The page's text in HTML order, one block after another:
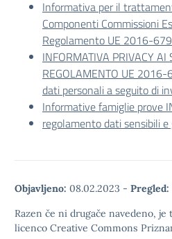
Informativa per il
Componenti Commissioni
Regolamento UE 2016-679
INFORMATIVA PRIVACY AI
REGOLAMENTO UE
dati personali a seguito di
Informative famiglie prove
regolamento dati sensibili e
Objavljeno: 08.02.2023 - Pregled:
Razen če ni drugače navedeno, je
licenco Creative Commons